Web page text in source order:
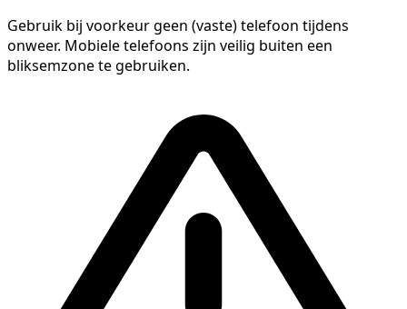
Gebruik bij voorkeur geen (vaste) telefoon tijdens
onweer. Mobiele telefoons zijn veilig buiten een
bliksemzone te gebruiken.